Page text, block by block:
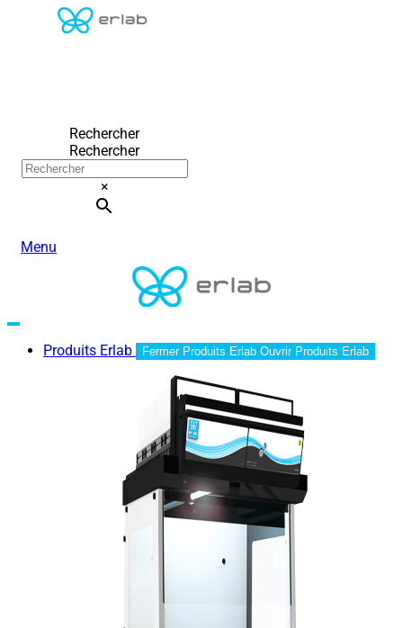
Rechercher
Rechercher
×
Menu
Produits Erlab Fermer Produits Erlab Ouvrir Produits Erlab